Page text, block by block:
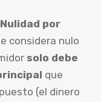
por
considera nulo
solo debe
que
(el dinero